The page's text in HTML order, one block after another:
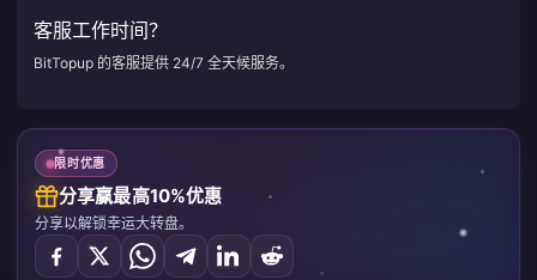
客服工作时间？
BitTopup 的客服提供 24/7 全天候服务。
限时优惠
分享赢最高10%优惠
分享以解锁幸运大转盘。